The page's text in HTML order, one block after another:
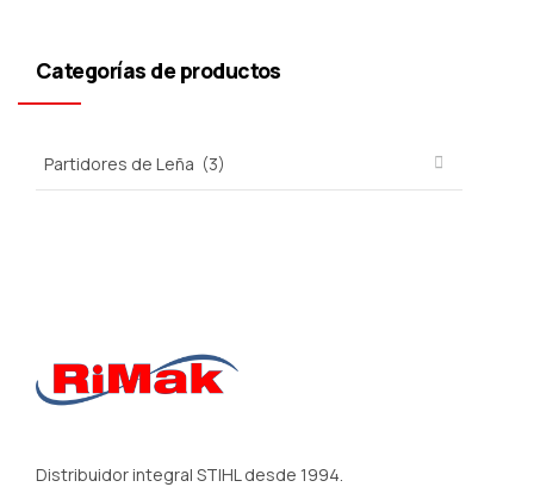
Categorías de productos
Distribuidor integral STIHL desde 1994.